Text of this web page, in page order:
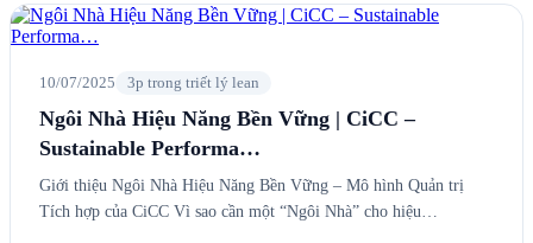
10/07/2025 3p trong triết lý lean
Ngôi Nhà Hiệu Năng Bền Vững | CiCC –
Sustainable Performa…
Giới thiệu Ngôi Nhà Hiệu Năng Bền Vững – Mô hình Quản trị
Tích hợp của CiCC Vì sao cần một “Ngôi Nhà” cho hiệu…